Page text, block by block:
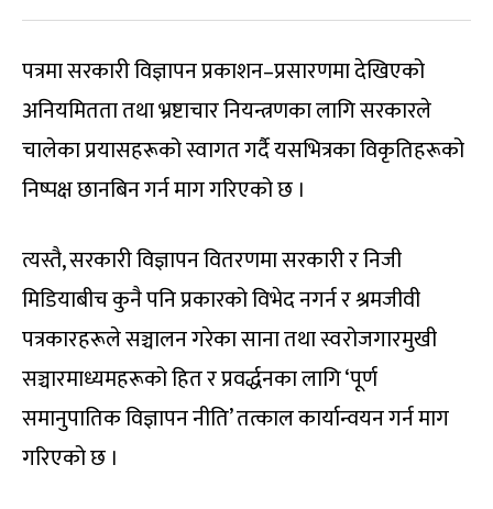
पत्रमा सरकारी विज्ञापन प्रकाशन–प्रसारणमा देखिएको
अनियमितता तथा भ्रष्टाचार नियन्त्रणका लागि सरकारले
चालेका प्रयासहरूको स्वागत गर्दै यसभित्रका विकृतिहरूको
निष्पक्ष छानबिन गर्न माग गरिएको छ ।
त्यस्तै, सरकारी विज्ञापन वितरणमा सरकारी र निजी
मिडियाबीच कुनै पनि प्रकारको विभेद नगर्न र श्रमजीवी
पत्रकारहरूले सञ्चालन गरेका साना तथा स्वरोजगारमुखी
सञ्चारमाध्यमहरूको हित र प्रवर्द्धनका लागि ‘पूर्ण
समानुपातिक विज्ञापन नीति’ तत्काल कार्यान्वयन गर्न माग
गरिएको छ ।